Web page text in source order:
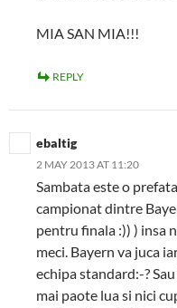
MIA SAN MIA!!!
REPLY
ebaltig
2 MAY 2013 AT 11:20
Sambata este o
campionat dintre
pentru finala :)) ) insa
meci. Bayern va juca
echipa standard:-?
mai paote lua si nici